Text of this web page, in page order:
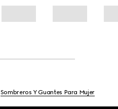
Sombreros Y Guantes Para Mujer